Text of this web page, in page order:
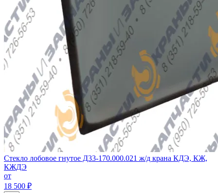
Стекло лобовое гнутое Д33-170.000.021 ж/д крана КДЭ, КЖ,
КЖДЭ
от
18 500 ₽